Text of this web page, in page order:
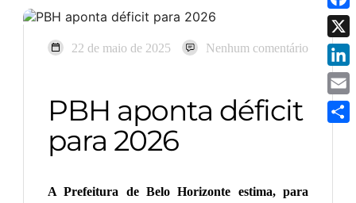
22 de maio de 2025 Nenhum comentário
PBH aponta déficit
para 2026
A Prefeitura de Belo Horizonte estima, para
X